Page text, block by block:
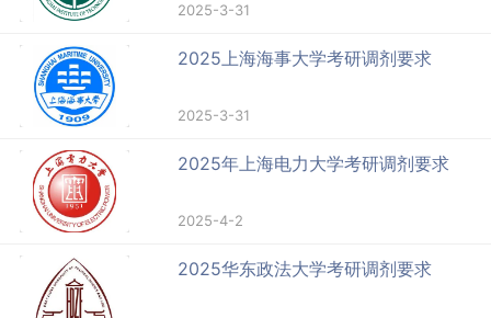
2025-3-31
2025上海海事大学考研调剂要求
2025-3-31
2025年上海电力大学考研调剂要求
2025-4-2
2025华东政法大学考研调剂要求